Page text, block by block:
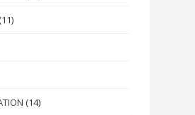
(11)
(14)